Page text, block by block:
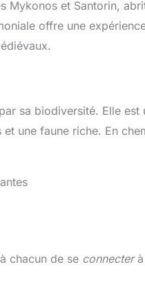
Mykonos et Santorin,
offre une
sa biodiversité. Elle
une faune riche. En
chacun de se connecterà